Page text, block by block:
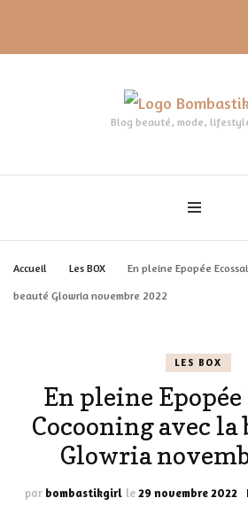
Blog beauté, mode,
Accueil Les BOX En pleine Epopée
beauté Glowria novembre 2022
LES BOX
En pleine Epopée
Cocooning avec la
Glowria
par bombastikgirl le29 novembre 2022